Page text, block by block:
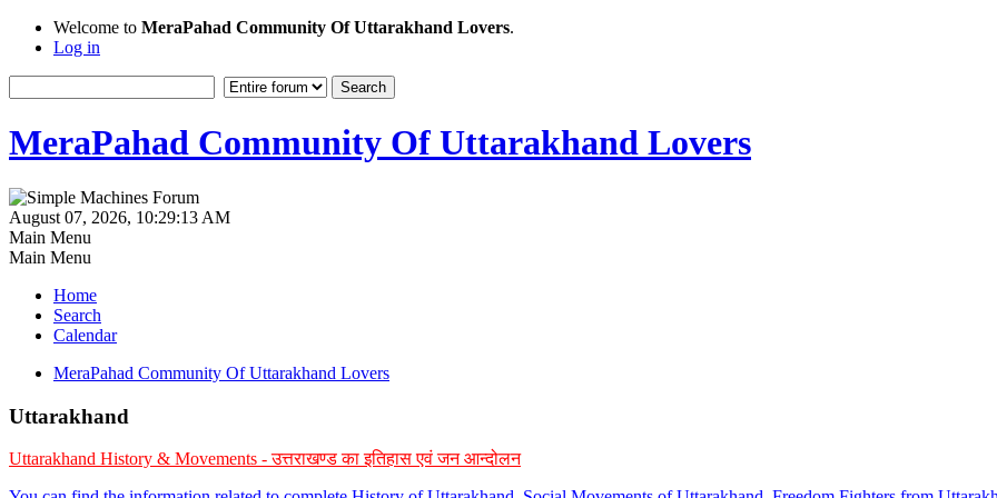
Welcome to MeraPahad Community Of Uttarakhand Lovers.
Log in
MeraPahad Community Of Uttarakhand Lovers
August 07, 2026, 10:29:13 AM
Main Menu
Main Menu
Home
Search
Calendar
MeraPahad Community Of Uttarakhand Lovers
Uttarakhand
Uttarakhand History & Movements - उत्तराखण्ड का इतिहास एवं जन आन्दोलन